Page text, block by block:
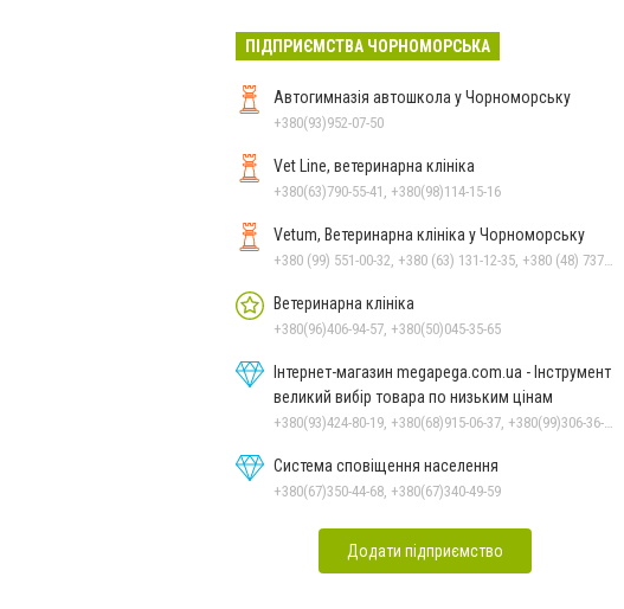
ПІДПРИЄМСТВА ЧОРНОМОРСЬКА
Автогимназія автошкола у Чорноморську
+380(93)952-07-50
Vet Line, ветеринарна клініка
+380(63)790-55-41, +380(98)114-15-16
Vetum, Ветеринарна клініка у Чорноморську
Ветеринарна клініка
+380(96)406-94-57, +380(50)045-35-65
Інтернет-магазин megapega.com.ua - Інструмент
великий вибір товара по низьким цінам
Система сповіщення населення
+380(67)350-44-68, +380(67)340-49-59
Додати підприємство